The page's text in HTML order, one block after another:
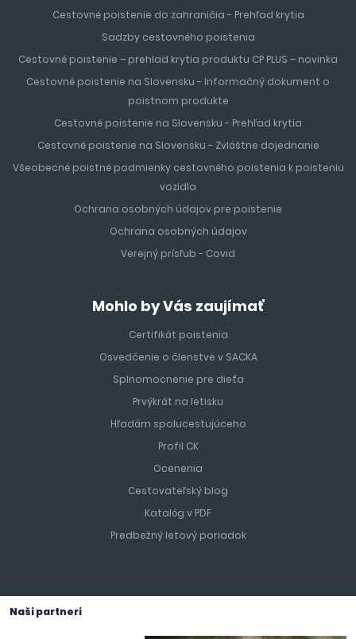
Cestovné poistenie do zahraničia - Prehľad krytia
Sadzby cestovného poistenia
Cestovné poistenie – prehlad krytia produktu CP PLUS – novinka
Cestovné poistenie na Slovensku - Informačný dokument o
poistnom produkte
Cestovné poistenie na Slovensku - Prehľad krytia
Cestovné poistenie na Slovensku - Zvláštne dojednanie
Všeobecné poistné podmienky cestovného poistenia k poisteniu
vozidla
Ochrana osobných údajov pre poistenie
Ochrana osobných údajov
Verejný prísľub - Covid
Mohlo by Vás zaujímať
Certifikát poistenia
Osvedčenie o členstve v SACKA
Splnomocnenie pre dieťa
Prvýkrát na letisku
Hľadám spolucestujúceho
Profil CK
Ocenenia
Cestovateľský blog
Katalóg v PDF
Predbežný letový poriadok
Naši partneri